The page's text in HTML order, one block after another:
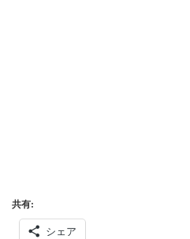
共有:
シェア